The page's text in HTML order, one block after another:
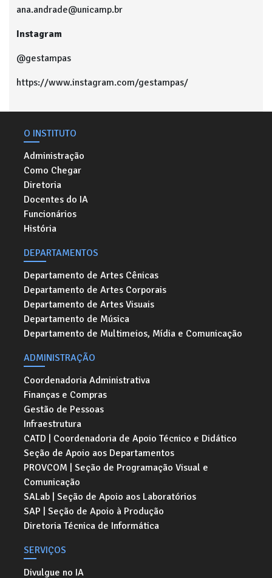
ana.andrade@unicamp.br
Instagram
@gestampas
https://www.instagram.com/gestampas/
O INSTITUTO
Administração
Como Chegar
Diretoria
Docentes do IA
Funcionários
História
DEPARTAMENTOS
Departamento de Artes Cênicas
Departamento de Artes Corporais
Departamento de Artes Visuais
Departamento de Música
Departamento de Multimeios, Mídia e Comunicação
ADMINISTRAÇÃO
Coordenadoria Administrativa
Finanças e Compras
Gestão de Pessoas
Infraestrutura
CATD | Coordenadoria de Apoio Técnico e Didático
Seção de Apoio aos Departamentos
PROVCOM | Seção de Programação Visual e
Comunicação
SALab | Seção de Apoio aos Laboratórios
SAP | Seção de Apoio à Produção
Diretoria Técnica de Informática
SERVIÇOS
Divulgue no IA